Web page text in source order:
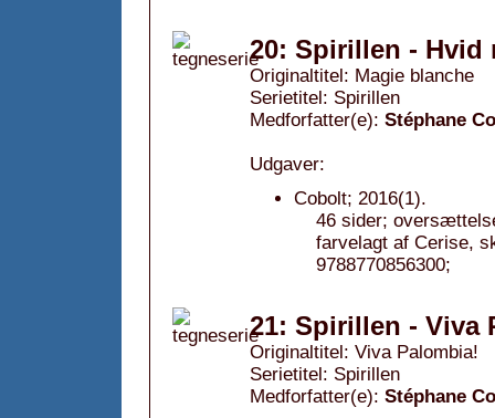
20: Spirillen - Hvid
Originaltitel: Magie blanche
Serietitel: Spirillen
Medforfatter(e): Stéphane
Udgaver:
Cobolt; 2016(1).
46 sider;
farvelagt af Cerise,
9788770856300;
21: Spirillen - Viva
Originaltitel: Viva Palombia!
Serietitel: Spirillen
Medforfatter(e): Stéphane